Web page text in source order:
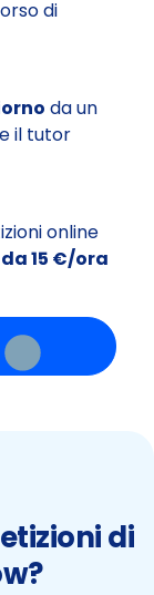
di
da un
il tutor
online
15 €/ora
di